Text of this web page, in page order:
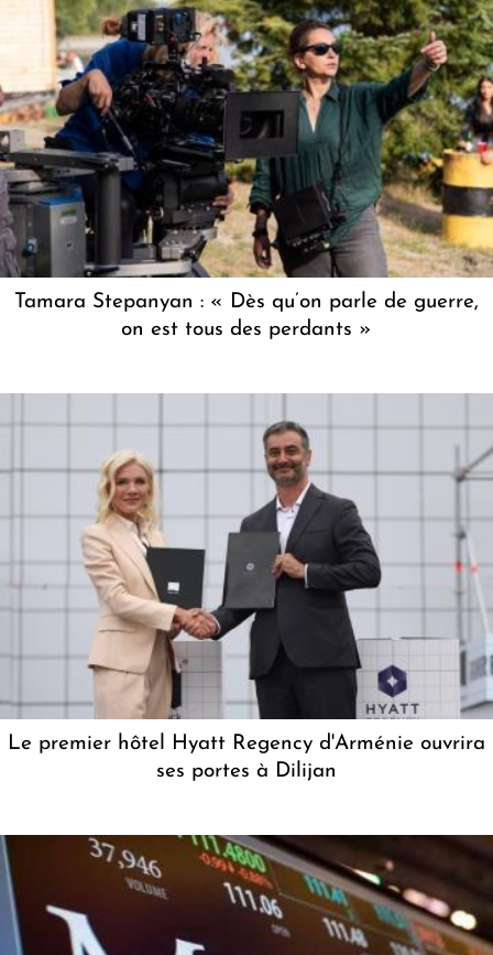
Tamara Stepanyan : « Dès qu’on parle de guerre,
on est tous des perdants »
Le premier hôtel Hyatt Regency d'Arménie ouvrira
ses portes à Dilijan